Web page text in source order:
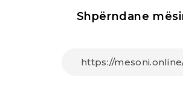
Shpërndane